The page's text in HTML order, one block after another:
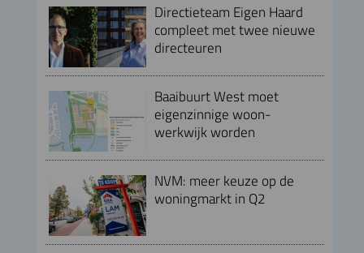
Directieteam Eigen Haard
compleet met twee nieuwe
directeuren
Baaibuurt West moet
eigenzinnige woon-
werkwijk worden
NVM: meer keuze op de
woningmarkt in Q2